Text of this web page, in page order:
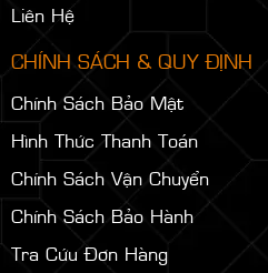
Liên Hệ
CHÍNH SÁCH & QUY ĐỊNH
Chính Sách Bảo Mật
Hình Thức Thanh Toán
Chính Sách Vận Chuyển
Chính Sách Bảo Hành
Tra Cứu Đơn Hàng